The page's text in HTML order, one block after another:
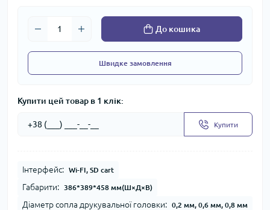
До кошика
Швидке замовлення
Купити цей товар в 1 клік:
Купити
Інтерфейс: Wi-FI, SD cart
Габарити: 386*389*458 мм(Ш×Д×В)
Діаметр сопла друкувальної головки: 0,2 мм, 0,6 мм, 0,8 мм